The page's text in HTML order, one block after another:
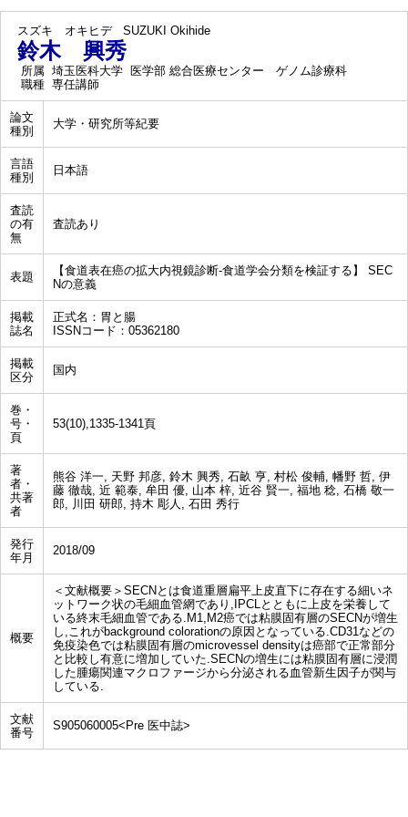
スズキ オキヒデ SUZUKI Okihide
鈴木 興秀
所属 埼玉医科大学 医学部 総合医療センター ゲノム診療科
職種 専任講師
論文
種別
大学・研究所等紀要
言語
種別
日本語
査読
の有
無
査読あり
表題
【食道表在癌の拡大内視鏡診断-食道学会分類を検証する】 SEC
Nの意義
掲載
誌名
正式名：胃と腸
ISSNコード：05362180
掲載
区分
国内
巻・
号・
頁
53(10),1335-1341頁
著
者・
共著
者
熊谷 洋一, 天野 邦彦, 鈴木 興秀, 石畝 亨, 村松 俊輔, 幡野 哲, 伊
藤 徹哉, 近 範泰, 牟田 優, 山本 梓, 近谷 賢一, 福地 稔, 石橋 敬一
郎, 川田 研郎, 持木 彫人, 石田 秀行
発行
年月
2018/09
概要
＜文献概要＞SECNとは食道重層扁平上皮直下に存在する細いネ
ットワーク状の毛細血管網であり,IPCLとともに上皮を栄養して
いる終末毛細血管である.M1,M2癌では粘膜固有層のSECNが増生
し,これがbackground colorationの原因となっている.CD31などの
免疫染色では粘膜固有層のmicrovessel densityは癌部で正常部分
と比較し有意に増加していた.SECNの増生には粘膜固有層に浸潤
した腫瘍関連マクロファージから分泌される血管新生因子が関与
している.
文献
番号
S905060005<Pre 医中誌>